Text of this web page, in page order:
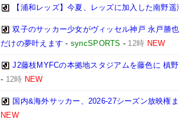
【浦和レッズ】今夏、レッズに加入した南野
双子のサッカー少女がヴィッセル神戸 永戸勝
だけの夢叶えます - syncSPORTS - 12時 NEW
J2藤枝MYFCの本拠地スタジアムを藤色に 槙
- 12時 NEW
国内&海外サッカー、2026-27シーズン放映権
NEW